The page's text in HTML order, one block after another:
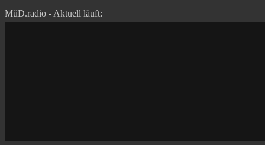
MüD.radio - Aktuell läuft: